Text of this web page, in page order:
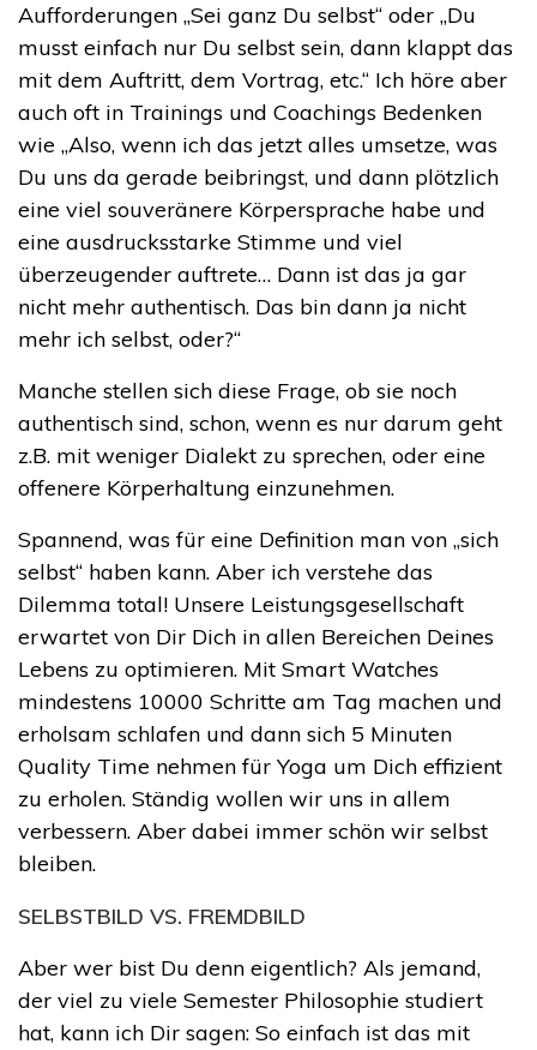
Aufforderungen „Sei ganz Du selbst“ oder „Du
musst einfach nur Du selbst sein, dann klappt das
mit dem Auftritt, dem Vortrag, etc.“ Ich höre aber
auch oft in Trainings und Coachings Bedenken
wie „Also, wenn ich das jetzt alles umsetze, was
Du uns da gerade beibringst, und dann plötzlich
eine viel souveränere Körpersprache habe und
eine ausdrucksstarke Stimme und viel
überzeugender auftrete… Dann ist das ja gar
nicht mehr authentisch. Das bin dann ja nicht
mehr ich selbst, oder?“
Manche stellen sich diese Frage, ob sie noch
authentisch sind, schon, wenn es nur darum geht
z.B. mit weniger Dialekt zu sprechen, oder eine
offenere Körperhaltung einzunehmen.
Spannend, was für eine Definition man von „sich
selbst“ haben kann. Aber ich verstehe das
Dilemma total! Unsere Leistungsgesellschaft
erwartet von Dir Dich in allen Bereichen Deines
Lebens zu optimieren. Mit Smart Watches
mindestens 10000 Schritte am Tag machen und
erholsam schlafen und dann sich 5 Minuten
Quality Time nehmen für Yoga um Dich effizient
zu erholen. Ständig wollen wir uns in allem
verbessern. Aber dabei immer schön wir selbst
bleiben.
SELBSTBILD VS. FREMDBILD
Aber wer bist Du denn eigentlich? Als jemand,
der viel zu viele Semester Philosophie studiert
hat, kann ich Dir sagen: So einfach ist das mit